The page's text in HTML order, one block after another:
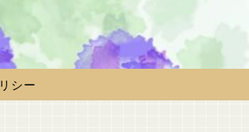
シー